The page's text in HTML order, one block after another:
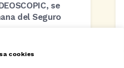
se
del Seguro
cookies